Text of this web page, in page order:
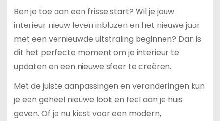
Ben je toe aan een frisse start? Wil je jouw
interieur nieuw leven inblazen en het nieuwe jaar
met een vernieuwde uitstraling beginnen? Dan is
dit het perfecte moment om je interieur te
updaten en een nieuwe sfeer te creëren.
Met de juiste aanpassingen en veranderingen kun
je een geheel nieuwe look en feel aan je huis
geven. Of je nu kiest voor een modern,